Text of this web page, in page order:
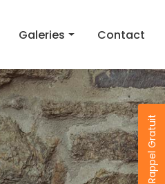
Rappel Gratuit
Galeries
Rénovation toiture
Maçonnerie
Rénovation générale
Contact